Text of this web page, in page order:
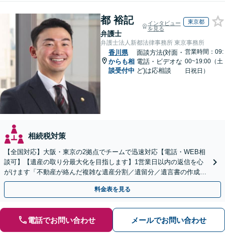
都 裕記
弁護士
インタビュー
を見る
東京都
弁護士法人新都法律事務所 東京事務所
香川県
からも相
談受付中
面談方法(対面・
電話・ビデオな
ど)は応相談
営業時間：09:
00~19:00（土
日祝日）
相続税対策
【全国対応】大阪・東京の2拠点でチームで迅速対応【電話・WEB相
談可】【遺産の取り分最大化を目指します】1営業日以内の返信を心
がけます「不動産が絡んだ複雑な遺産分割／遺留分／遺言書の作成・
執行／事業承継など、お任せください」【休日相談あり】
料金表を見る
電話でお問い合わせ メールでお問い合わせ